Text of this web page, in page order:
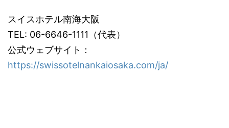
スイスホテル南海大阪
TEL: 06-6646-1111（代表）
公式ウェブサイト：
https://swissotelnankaiosaka.com/ja/